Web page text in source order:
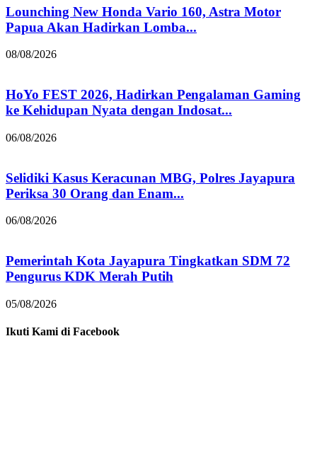
Lounching New Honda Vario 160, Astra Motor
Papua Akan Hadirkan Lomba...
08/08/2026
HoYo FEST 2026, Hadirkan Pengalaman Gaming
ke Kehidupan Nyata dengan Indosat...
06/08/2026
Selidiki Kasus Keracunan MBG, Polres Jayapura
Periksa 30 Orang dan Enam...
06/08/2026
Pemerintah Kota Jayapura Tingkatkan SDM 72
Pengurus KDK Merah Putih
05/08/2026
Ikuti Kami di Facebook